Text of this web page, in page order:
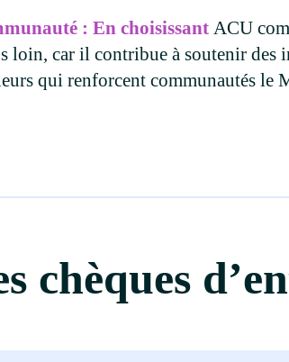
: En choisissant ACU
loin, car il contribue à soutenir des
qui renforcent communautés le
chèques